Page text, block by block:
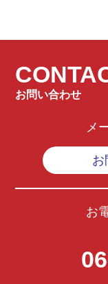
お問い合わせ
メ
お
お